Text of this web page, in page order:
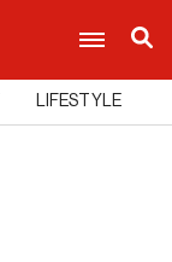
LIFESTYLE